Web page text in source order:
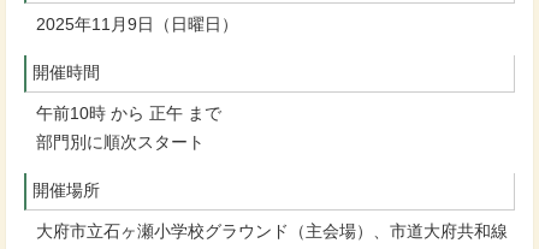
2025年11月9日（日曜日）
開催時間
午前10時 から 正午 まで
部門別に順次スタート
開催場所
大府市立石ヶ瀬小学校グラウンド（主会場）、市道大府共和線